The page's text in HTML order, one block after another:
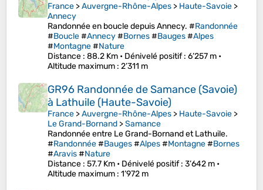
France >Auvergne-Rhône-Alpes > Haute-Savoie >
Annecy
Randonnée en boucle depuis Annecy. #Randonnée
#Boucle#Annecy#Bornes#Bauges#Alpes
#Montagne#Nature
Distance : 88.2 Km • Dénivelé positif: 6’257 m •
Altitude maximum : 2’311 m
GR96 Randonnée de Samance (Savoie)
à Lathuile (Haute-Savoie)
France >Auvergne-Rhône-Alpes > Haute-Savoie >
Le Grand-Bornand >Samance
Randonnée entre Le Grand-Bornand et Lathuile.
#Randonnée#Bauges#Alpes#Montagne#Bornes
#Aravis#Nature
Distance : 57.7 Km • Dénivelé positif: 3’642 m •
Altitude maximum : 1’972 m